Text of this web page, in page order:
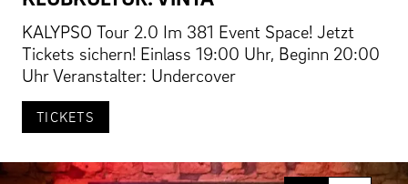
KALYPSO Tour 2.0 Im 381 Event Space! Jetzt
Tickets sichern! Einlass 19:00 Uhr, Beginn 20:00
Uhr Veranstalter: Undercover
TICKETS